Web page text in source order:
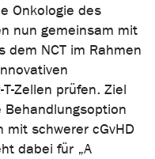
Onkologie des
nun gemeinsam mit
dem NCT im Rahmen
Zellen prüfen. Ziel
schwerer cGvHD
dabei für „A